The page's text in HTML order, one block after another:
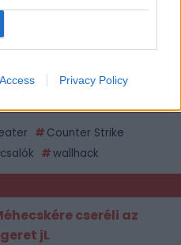
Privacy Policy
Counter Strike
csalók wallhack
cseréli az
jL